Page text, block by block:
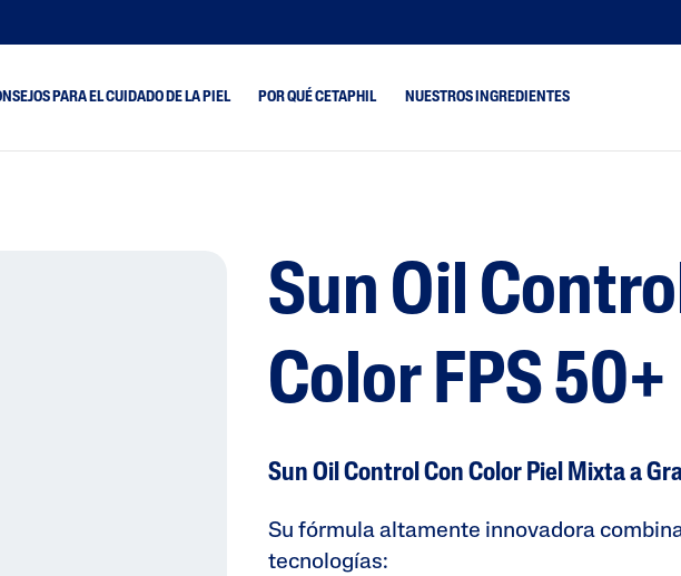
PRO AR Calm Control
PRO Urea 10%
PRO AC Dermacontrol
PRO AD Restoraderm
Glicerina
Niacinamida
Pantenol
Tocoferol
Urea
PARA EL CUIDADO DE LA PIEL POR QUÉ CETAPHIL NUESTROS INGREDIENTES
Sun Oil
Color FPS 50+
Sun Oil Control Con Color Piel Mixta a
Su fórmula altamente innovadora
tecnologías: